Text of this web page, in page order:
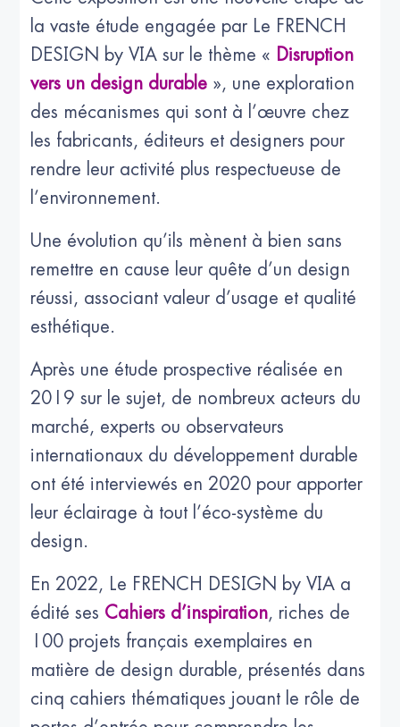
la vaste étude engagée par Le FRENCH
DESIGN by VIA sur le thème « Disruption
vers un design durable », une exploration
des mécanismes qui sont à l’œuvre chez
les fabricants, éditeurs et designers pour
rendre leur activité plus respectueuse de
l’environnement.
Une évolution qu’ils mènent à bien sans
remettre en cause leur quête d’un design
réussi, associant valeur d’usage et qualité
esthétique.
Après une étude prospective réalisée en
2019 sur le sujet, de nombreux acteurs du
marché, experts ou observateurs
internationaux du développement durable
ont été interviewés en 2020 pour apporter
leur éclairage à tout l’éco-système du
design.
En 2022, Le FRENCH DESIGN by VIA a
édité ses Cahiers d’inspiration, riches de
100 projets français exemplaires en
matière de design durable, présentés dans
cinq cahiers thématiques jouant le rôle de